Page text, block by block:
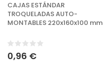
CAJAS ESTÁNDAR
TROQUELADAS AUTO-
MONTABLES 220x160x100 mm
0,96 €